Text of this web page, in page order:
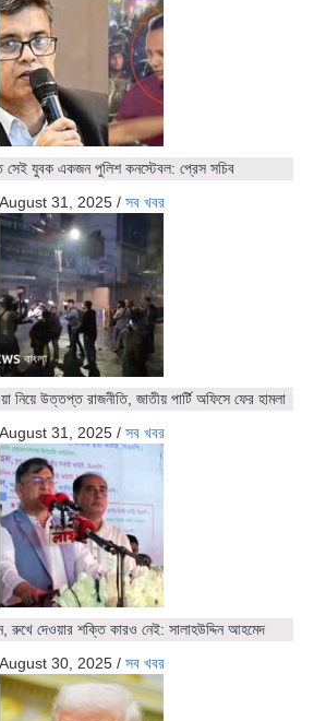
সেই যুবক একজন পুলিশ কনস্টেবল: প্রেস সচিব
August 31, 2025 / সব খবর
উত্তপ্ত রাজনীতি, জাতীয় পার্টি অফিসে ফের হামলা
August 31, 2025 / সব খবর
রুখে দেওয়ার শক্তি কারও নেই: সালাহউদ্দিন আহমেদ
August 30, 2025 / সব খবর